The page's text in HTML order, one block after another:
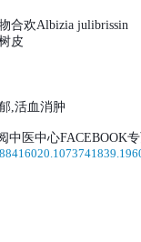
合欢Albizia julibrissin
皮
,活血消肿
中医中心FACEBOOK